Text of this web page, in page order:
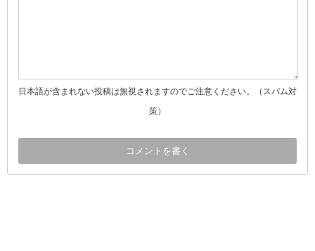
日本語が含まれない投稿は無視されますのでご注意ください。（スパム対
策）